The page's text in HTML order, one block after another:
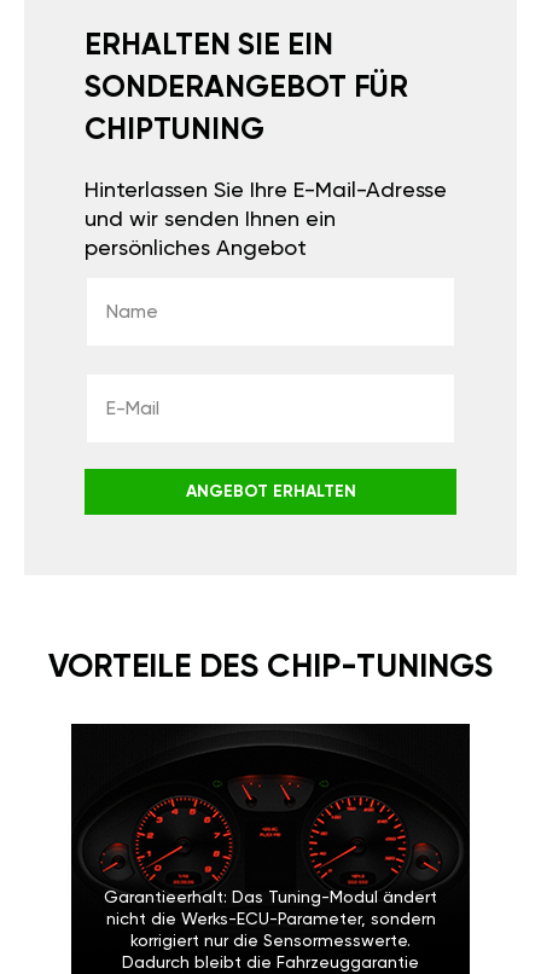
ERHALTEN SIE EIN
SONDERANGEBOT FÜR
CHIPTUNING
Hinterlassen Sie Ihre E-Mail-Adresse
und wir senden Ihnen ein
persönliches Angebot
ANGEBOT ERHALTEN
VORTEILE DES CHIP-TUNINGS
Garantieerhalt: Das Tuning-Modul ändert
nicht die Werks-ECU-Parameter, sondern
korrigiert nur die Sensormesswerte.
Dadurch bleibt die Fahrzeuggarantie